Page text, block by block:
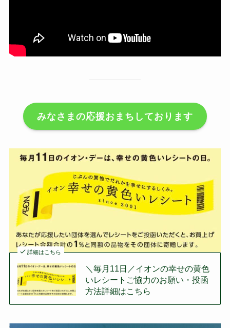
みなさまの応援おまちしております
詳細はこちら
＼毎月11日／イオンの幸せの黄色
いレシートご協力のお願い・投函
方法詳細はこちら